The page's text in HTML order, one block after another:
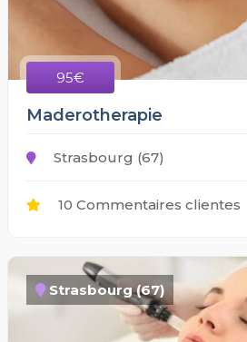
95€
Maderotherapie
Strasbourg (67)
10 Commentaires clientes
Strasbourg (67)